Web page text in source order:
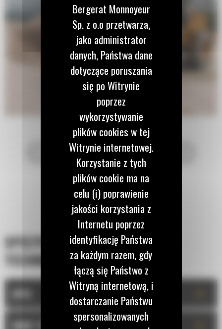
SPECYFIKACJA
TECHNICZNA
OPIS
DANE TECHNICZNE
Bergerat Monnoyeur
Sp. z o.o przetwarza,
jako administrator
danych, Państwa dane
dotyczące poruszania
się po Witrynie
poprzez
wykorzystywanie
plików cookies w tej
Witrynie internetowej.
Korzystanie z tych
plików cookie ma na
celu (i) poprawienie
jakości korzystania z
Internetu poprzez
identyfikację Państwa
za każdym razem, gdy
łączą się Państwo z
Witryną internetową, i
dostarczanie Państwu
spersonalizowanych